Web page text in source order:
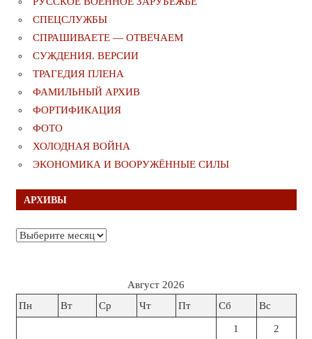
СПЕЦСЛУЖБЫ
СПРАШИВАЕТЕ — ОТВЕЧАЕМ
СУЖДЕНИЯ. ВЕРСИИ
ТРАГЕДИЯ ПЛЕНА
ФАМИЛЬНЫЙ АРХИВ
ФОРТИФИКАЦИЯ
ФОТО
ХОЛОДНАЯ ВОЙНА
ЭКОНОМИКА И ВООРУЖЁННЫЕ СИЛЫ
АРХИВЫ
Архивы
Август 2026
Пн
Вт Ср Чт Пт Сб Вс
1 2